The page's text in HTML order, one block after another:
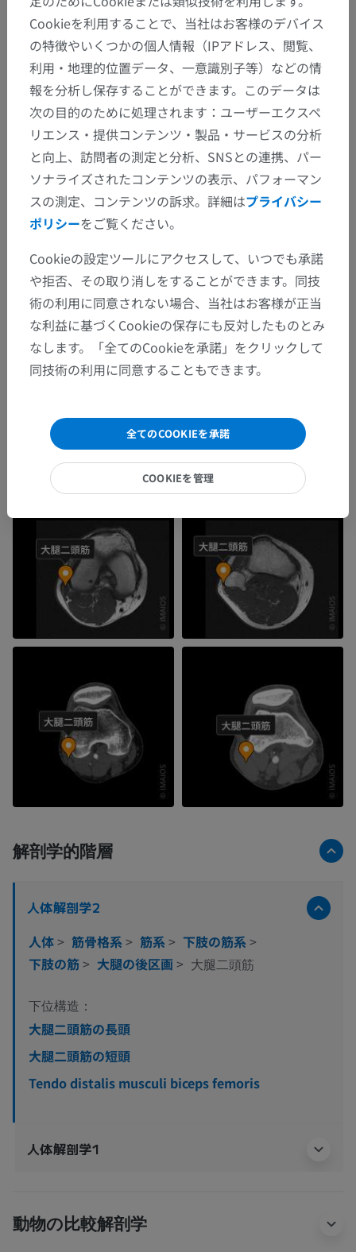
解剖学的階層
人体解剖学2
人体> 筋骨格系> 筋系> 下肢の筋系>
下肢の筋> 大腿の後区画> 大腿二頭筋
下位構造：
大腿二頭筋の長頭
大腿二頭筋の短頭
Tendo distalis musculi biceps femoris
人体解剖学1
動物の比較解剖学
Cookieを利用することで、当社はお客様のデバイス
の特徴やいくつかの個人情報（IPアドレス、閲覧、
利用・地理的位置データ、一意識別子等）などの情
報を分析し保存することができます。このデータは
次の目的のために処理されます：ユーザーエクスペ
リエンス・提供コンテンツ・製品・サービスの分析
と向上、訪問者の測定と分析、SNSとの連携、パー
ソナライズされたコンテンツの表示、パフォーマン
スの測定、コンテンツの訴求。詳細はプライバシー
ポリシーをご覧ください。
Cookieの設定ツールにアクセスして、いつでも承諾
や拒否、その取り消しをすることができます。同技
術の利用に同意されない場合、当社はお客様が正当
な利益に基づくCookieの保存にも反対したものとみ
なします。「全てのCookieを承諾」をクリックして
同技術の利用に同意することもできます。
全てのCOOKIEを承諾
COOKIEを管理